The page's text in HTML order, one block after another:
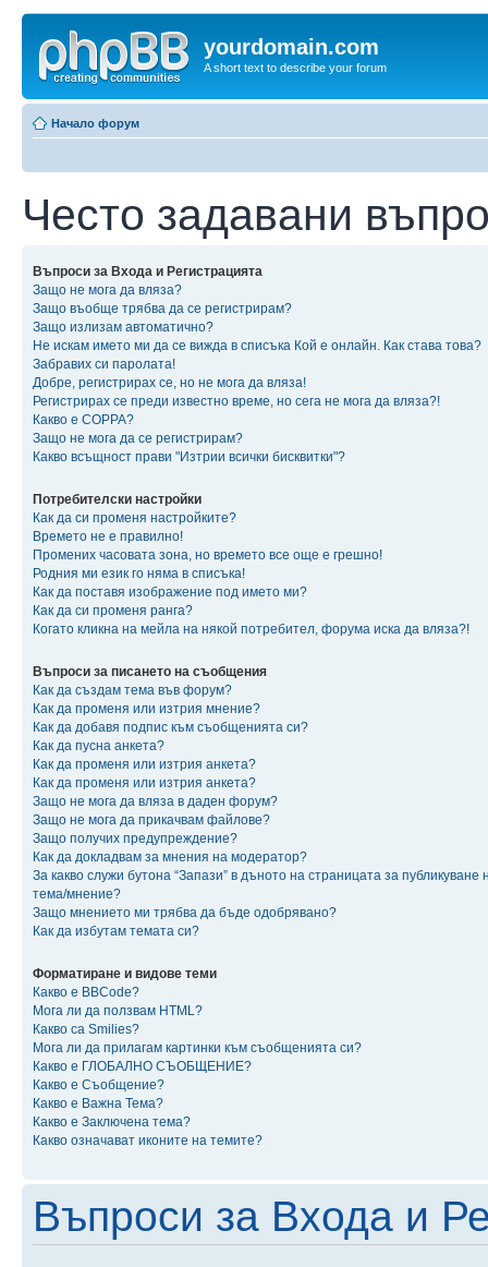
yourdomain.com
A short text to describe your forum
Начало форум
Често задавани
Въпроси за Входа и Регистрацията
Защо не мога да вляза?
Защо въобще трябва да се регистрирам?
Защо излизам автоматично?
Не искам името ми да се вижда в списъка Кой е онлайн. Как става това?
Забравих си паролата!
Добре, регистрирах се, но не мога да вляза!
Регистрирах се преди известно време, но сега не мога да вляза?!
Какво е COPPA?
Защо не мога да се регистрирам?
Какво всъщност прави "Изтрии всички бисквитки"?
Потребителски настройки
Как да си променя настройките?
Времето не е правилно!
Промених часовата зона, но времето все още е грешно!
Родния ми език го няма в списъка!
Как да поставя изображение под името ми?
Как да си променя ранга?
Когато кликна на мейла на някой потребител, форума иска да вляза?!
Въпроси за писането на съобщения
Как да създам тема във форум?
Как да променя или изтрия мнение?
Как да добавя подпис към съобщенията си?
Как да пусна анкета?
Как да променя или изтрия анкета?
Как да променя или изтрия анкета?
Защо не мога да вляза в даден форум?
Защо не мога да прикачвам файлове?
Защо получих предупреждение?
Как да докладвам за мнения на модератор?
За какво служи бутона “Запази” в дъното на страницата за публикуване
тема/мнение?
Защо мнението ми трябва да бъде одобрявано?
Как да избутам темата си?
Форматиране и видове теми
Какво е BBCode?
Мога ли да ползвам HTML?
Какво са Smilies?
Мога ли да прилагам картинки към съобщенията си?
Какво е ГЛОБАЛНО СЪОБЩЕНИЕ?
Какво е Съобщение?
Какво е Важна Тема?
Какво е Заключена тема?
Какво означават иконите на темите?
Въпроси за Входа и